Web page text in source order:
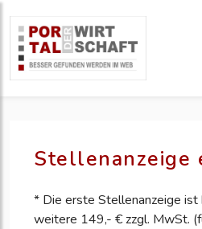
Stellenanzeige
* Die erste Stellenanzeige ist
weitere 149,- € zzgl. MwSt.